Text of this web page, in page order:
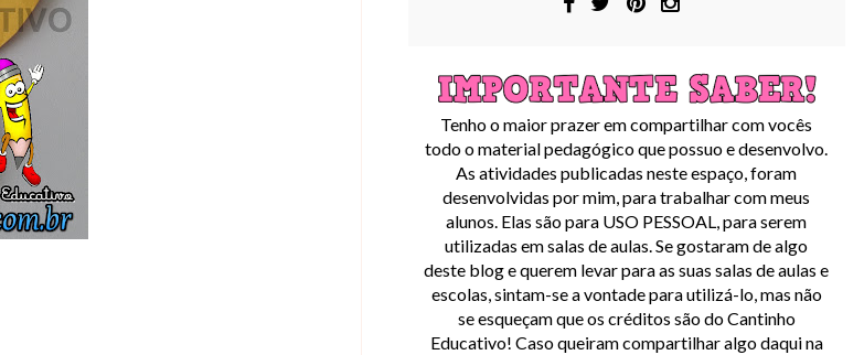
Tenho o maior prazer em compartilhar com vocês
todo o material pedagógico que possuo e desenvolvo.
As atividades publicadas neste espaço, foram
desenvolvidas por mim, para trabalhar com meus
alunos. Elas são para USO PESSOAL, para serem
utilizadas em salas de aulas. Se gostaram de algo
deste blog e querem levar para as suas salas de aulas e
escolas, sintam-se a vontade para utilizá-lo, mas não
se esqueçam que os créditos são do Cantinho
Educativo! Caso queiram compartilhar algo daqui na